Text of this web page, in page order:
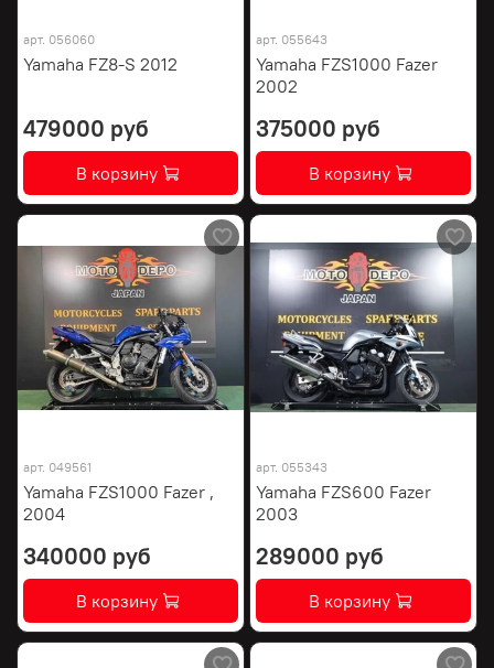
арт. 056060
Yamaha FZ8-S 2012
479000 руб
В корзину
арт. 055643
Yamaha FZS1000 Fazer
2002
375000 руб
В корзину
арт. 049561
Yamaha FZS1000 Fazer ,
2004
340000 руб
В корзину
арт. 055343
Yamaha FZS600 Fazer
2003
289000 руб
В корзину